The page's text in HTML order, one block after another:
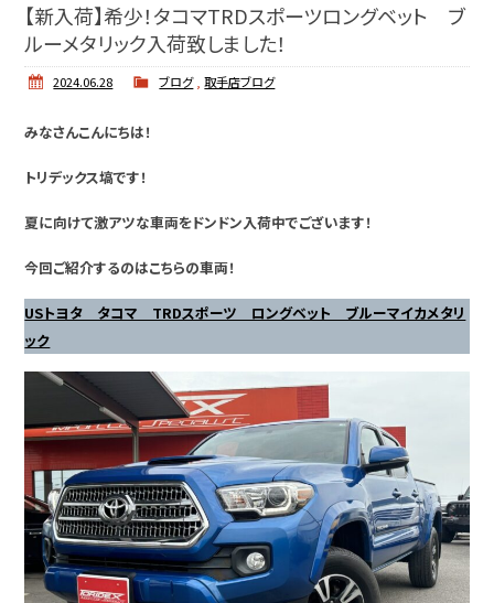
【新入荷】希少！タコマTRDスポーツロングベット ブ
ルーメタリック入荷致しました！
2024.06.28 ブログ,取手店ブログ
みなさんこんにちは！
トリデックス塙です！
夏に向けて激アツな車両をドンドン入荷中でございます！
今回ご紹介するのはこちらの車両！
USトヨタ タコマ TRDスポーツ ロングベット ブルーマイカメタリ
ック